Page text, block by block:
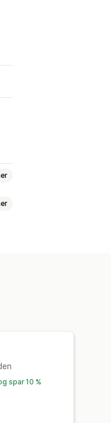
spar 10 %